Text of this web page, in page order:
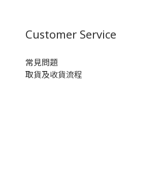
Customer Service
常見問題
取貨及收貨流程